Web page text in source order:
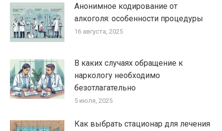
Анонимное кодирование от
алкоголя: особенности процедуры
16 августа, 2025
В каких случаях обращение к
наркологу необходимо
безотлагательно
5 июля, 2025
Как выбрать стационар для лечения